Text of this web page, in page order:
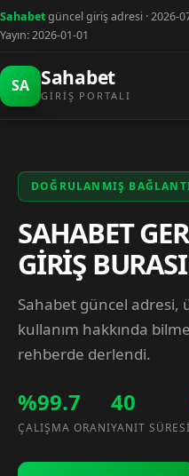
Sahabetgüncel giriş adresi · 2026-
Yayın: 2026-01-01
SA Sahabet
GIRIŞ PORTALI
DOĞRULANMIŞ
SAHABET
GİRİŞ
Sahabet güncel adresi,
kullanım hakkında
rehberde derlendi.
%99.7
ÇALIŞMA ORANI
40
YANIT SÜRESI